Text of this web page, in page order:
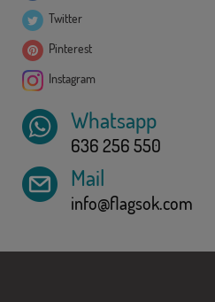
Twitter
Pinterest
Instagram
Whatsapp
636 256 550
Mail
info@flagsok.com